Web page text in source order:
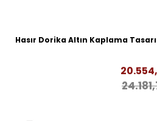
Hasır Dorika Altın Kaplama